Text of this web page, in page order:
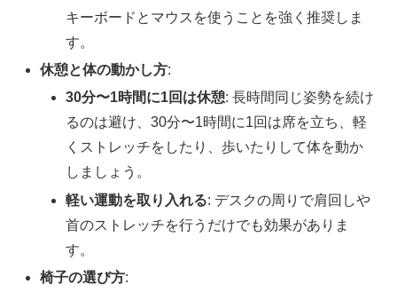
キーボードとマウスを使うことを強く推奨しま
す。
休憩と体の動かし方:
30分〜1時間に1回は休憩: 長時間同じ姿勢を続け
るのは避け、30分〜1時間に1回は席を立ち、軽
くストレッチをしたり、歩いたりして体を動か
しましょう。
軽い運動を取り入れる: デスクの周りで肩回しや
首のストレッチを行うだけでも効果がありま
す。
椅子の選び方: